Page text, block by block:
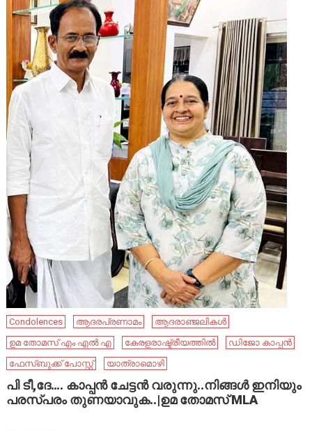
Condolences ആദരപ്രണാമം
ആദരാഞ്ജലികൾ
ഉമ തോമസ് എം എൽ എ
കേരളരാഷ്ട്രീയത്തിൽ
ഡിജോ കാപ്പൻ
ഫേ​സ്ബു​ക്ക് പോ​സ്റ്റ്
യാത്രാമൊഴി
പി ടീ,ദേ…. കാപ്പൻ ചേട്ടൻ വരുന്നു..നിങ്ങൾ ഇനിയും
പരസ്പരം തുണയാവുക..|ഉമ തോമസ് MLA